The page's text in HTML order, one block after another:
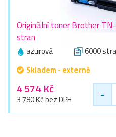
Originální toner Brother
stran
azurová 6000
Skladem - externě
4 574 Kč
3 780 Kč bez DPH -